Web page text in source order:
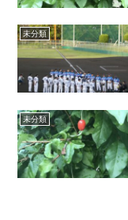
未分類
未分類